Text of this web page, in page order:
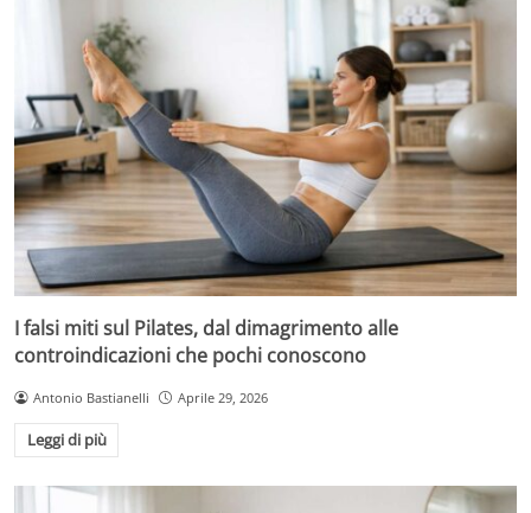
I falsi miti sul Pilates, dal dimagrimento alle
controindicazioni che pochi conoscono
Antonio Bastianelli Aprile 29, 2026
Leggi di più